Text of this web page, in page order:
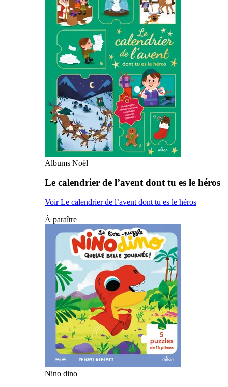
Albums Noël
Le calendrier de l’avent dont tu es le héros
Voir Le calendrier de l’avent dont tu es le héros
À paraître
Nino dino